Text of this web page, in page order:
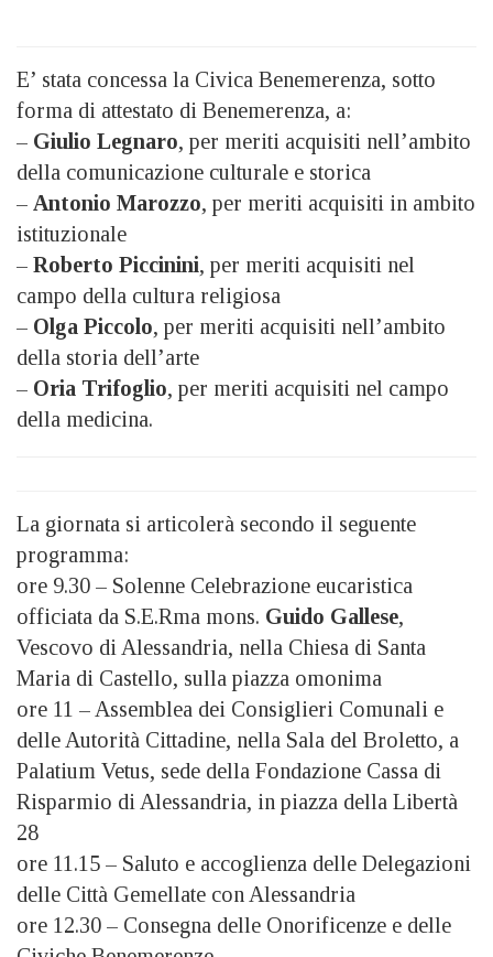
E’ stata concessa la Civica Benemerenza, sotto
forma di attestato di Benemerenza, a:
– Giulio Legnaro, per meriti acquisiti nell’ambito
della comunicazione culturale e storica
– Antonio Marozzo, per meriti acquisiti in ambito
istituzionale
– Roberto Piccinini, per meriti acquisiti nel
campo della cultura religiosa
– Olga Piccolo, per meriti acquisiti nell’ambito
della storia dell’arte
– Oria Trifoglio, per meriti acquisiti nel campo
della medicina.
La giornata si articolerà secondo il seguente
programma:
ore 9.30 – Solenne Celebrazione eucaristica
officiata da S.E.Rma mons. Guido Gallese,
Vescovo di Alessandria, nella Chiesa di Santa
Maria di Castello, sulla piazza omonima
ore 11 – Assemblea dei Consiglieri Comunali e
delle Autorità Cittadine, nella Sala del Broletto, a
Palatium Vetus, sede della Fondazione Cassa di
Risparmio di Alessandria, in piazza della Libertà
28
ore 11.15 – Saluto e accoglienza delle Delegazioni
delle Città Gemellate con Alessandria
ore 12.30 – Consegna delle Onorificenze e delle